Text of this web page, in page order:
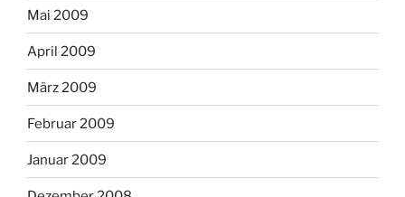
Mai 2009
April 2009
März 2009
Februar 2009
Januar 2009